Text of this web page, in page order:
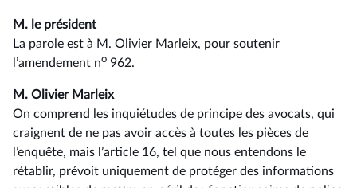
M. le président
La parole est à M. Olivier Marleix, pour soutenir
l’amendement no 962.
M. Olivier Marleix
On comprend les inquiétudes de principe des avocats, qui
craignent de ne pas avoir accès à toutes les pièces de
l’enquête, mais l’article 16, tel que nous entendons le
rétablir, prévoit uniquement de protéger des informations